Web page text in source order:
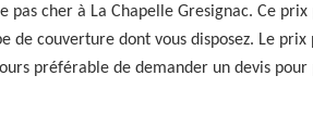
cher à La Chapelle Gresignac. Ce
de couverture dont vous disposez. Le prix
préférable de demander un devis pour